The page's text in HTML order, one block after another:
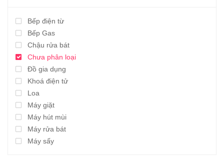
Bếp điện từ
Bếp Gas
Chậu rửa bát
Chưa phân loại
Đồ gia dụng
Khoá điện tử
Loa
Máy giặt
Máy hút mùi
Máy rửa bát
Máy sấy